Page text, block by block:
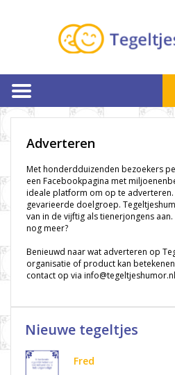
Adverteren
Met honderdduizenden bezoekers
een Facebookpagina met
ideale platform om op te
gevarieerde doelgroep.
van in de vijftig als tienerjongens
nog meer?
Benieuwd naar wat adverteren op
organisatie of product kan
contact op via info@tegeltjeshumor.nl
Nieuwe tegeltjes
Fred